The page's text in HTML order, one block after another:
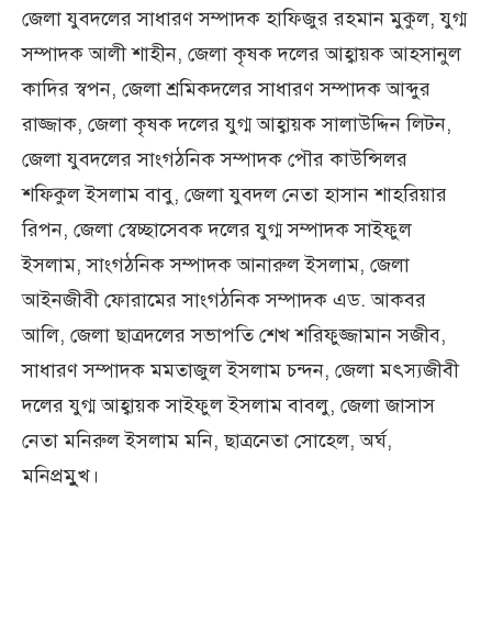
জেলা যুবদলের সাধারণ সম্পাদক হাফিজুর রহমান মুকুল, যুগ্ম
সম্পাদক আলী শাহীন, জেলা কৃষক দলের আহ্বায়ক আহসানুল
কাদির স্বপন, জেলা শ্রমিকদলের সাধারণ সম্পাদক আব্দুর
রাজ্জাক, জেলা কৃষক দলের যুগ্ম আহ্বায়ক সালাউদ্দিন লিটন,
জেলা যুবদলের সাংগঠনিক সম্পাদক পৌর কাউন্সিলর
শফিকুল ইসলাম বাবু, জেলা যুবদল নেতা হাসান শাহরিয়ার
রিপন, জেলা স্বেচ্ছাসেবক দলের যুগ্ম সম্পাদক সাইফুল
ইসলাম, সাংগঠনিক সম্পাদক আনারুল ইসলাম, জেলা
আইনজীবী ফোরামের সাংগঠনিক সম্পাদক এড. আকবর
আলি, জেলা ছাত্রদলের সভাপতি শেখ শরিফুজ্জামান সজীব,
সাধারণ সম্পাদক মমতাজুল ইসলাম চন্দন, জেলা মৎস্যজীবী
দলের যুগ্ম আহ্বায়ক সাইফুল ইসলাম বাবলু, জেলা জাসাস
নেতা মনিরুল ইসলাম মনি, ছাত্রনেতা সোহেল, অর্ঘ,
মনিপ্রমুুখ।